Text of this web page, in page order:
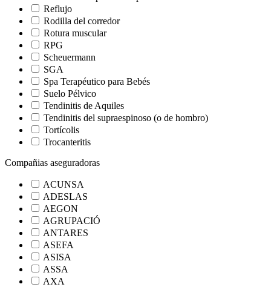
Reflujo
Rodilla del corredor
Rotura muscular
RPG
Scheuermann
SGA
Spa Terapéutico para Bebés
Suelo Pélvico
Tendinitis de Aquiles
Tendinitis del supraespinoso (o de hombro)
Tortícolis
Trocanteritis
Compañias aseguradoras
ACUNSA
ADESLAS
AEGON
AGRUPACIÓ
ANTARES
ASEFA
ASISA
ASSA
AXA